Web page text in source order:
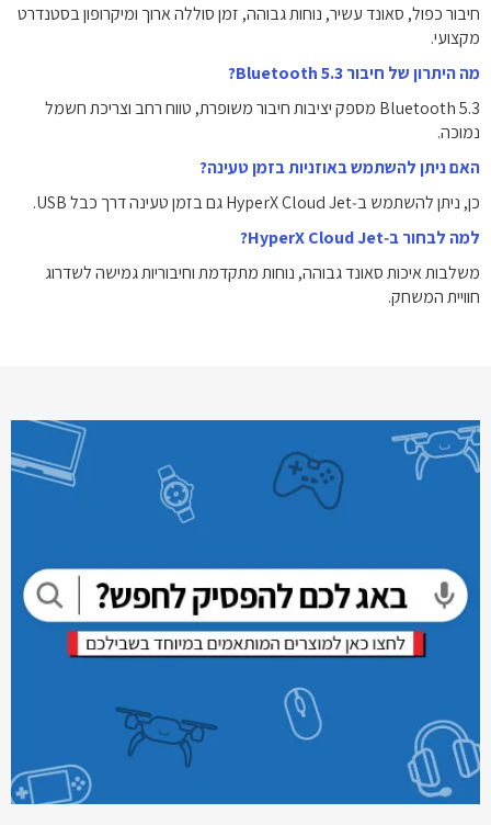
חיבור כפול, סאונד עשיר, נוחות גבוהה, זמן סוללה ארוך ומיקרופון בסטנדרט
מקצועי.
מה היתרון של חיבור Bluetooth 5.3?
Bluetooth 5.3 מספק יציבות חיבור משופרת, טווח רחב וצריכת חשמל
נמוכה.
האם ניתן להשתמש באוזניות בזמן טעינה?
כן, ניתן להשתמש ב‑HyperX Cloud Jet גם בזמן טעינה דרך כבל ‎USB‎.
למה לבחור ב‑HyperX Cloud Jet?
משלבות איכות סאונד גבוהה, נוחות מתקדמת וחיבוריות גמישה לשדרוג
חוויית המשחק.